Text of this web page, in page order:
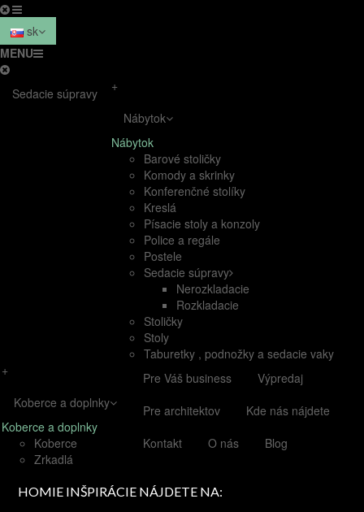
sk
MENU
Sedacie súpravy
+
Nábytok
Nábytok
Barové stoličky
Komody a skrinky
Konferenčné stolíky
Kreslá
Písacie stoly a konzoly
Police a regále
Postele
Sedacie súpravy
Nerozkladacie
Rozkladacie
Stoličky
Stoly
Taburetky , podnožky a sedacie vaky
+
Koberce a doplnky
Koberce a doplnky
Koberce
Zrkadlá
Pre Váš business
Výpredaj
Pre architektov
Kde nás nájdete
Kontakt
O nás Blog
HOMIE INŠPIRÁCIE NÁJDETE NA: